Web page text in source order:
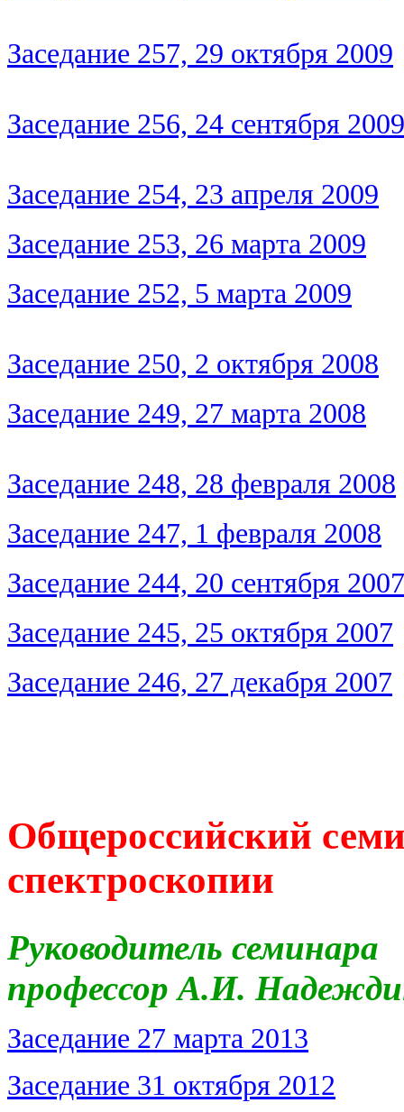
Заседание 257, 29 октября 2009
Заседание 256, 24 сентября 2009
Заседание 254, 23 апреля 2009
Заседание 253, 26 марта 2009
Заседание 252, 5 марта 2009
Заседание 250, 2 октября 2008
Заседание 249, 27 марта 2008
Заседание 248, 28 февраля 2008
Заседание 247, 1 февраля 2008
Заседание 244, 20 сентября 2007
Заседание 245, 25 октября 2007
Заседание 246, 27 декабря 2007
Общероссийский
спектроскопии
Руководитель семинара
профессор А.И.
Заседание 27 марта 2013
Заседание 31 октября 2012